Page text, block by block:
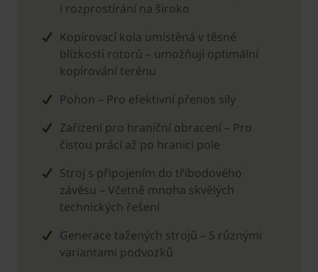
i rozprostírání na široko
Kopírovací kola umístěná v těsné
blízkosti rotorů – umožňují optimální
kopírování terénu
Pohon – Pro efektivní přenos síly
Zařízení pro hraniční obracení – Pro
čistou práci až po hranici pole
Stroj s připojením do tříbodového
závěsu – Včetně mnoha skvělých
technických řešení
Generace tažených strojů – S různými
variantami podvozků